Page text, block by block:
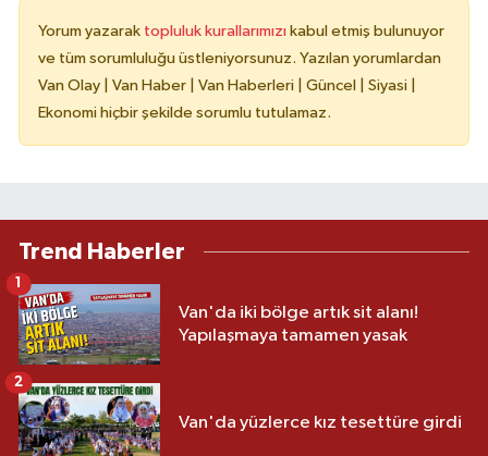
Yorum yazarak topluluk kurallarımızı kabul etmiş bulunuyor
ve tüm sorumluluğu üstleniyorsunuz. Yazılan yorumlardan
Van Olay | Van Haber | Van Haberleri | Güncel | Siyasi |
Ekonomi hiçbir şekilde sorumlu tutulamaz.
Trend Haberler
Van'da iki bölge artık sit alanı!
Yapılaşmaya tamamen yasak
Van'da yüzlerce kız tesettüre girdi
2